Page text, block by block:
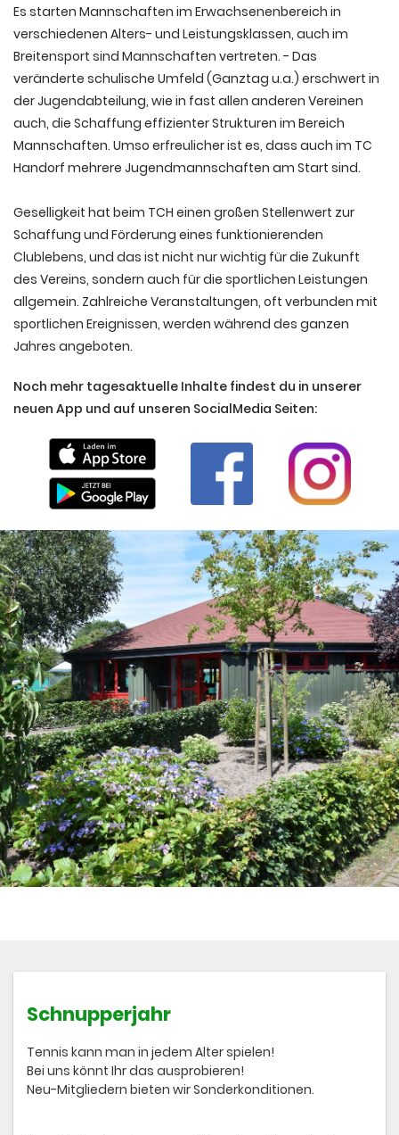
Es starten Mannschaften im Erwachsenenbereich in
verschiedenen Alters- und Leistungsklassen, auch im
Breitensport sind Mannschaften vertreten. - Das
veränderte schulische Umfeld (Ganztag u.a.) erschwert in
der Jugendabteilung, wie in fast allen anderen Vereinen
auch, die Schaffung effizienter Strukturen im Bereich
Mannschaften. Umso erfreulicher ist es, dass auch im TC
Handorf mehrere Jugendmannschaften am Start sind.
Geselligkeit hat beim TCH einen großen Stellenwert zur
Schaffung und Förderung eines funktionierenden
Clublebens, und das ist nicht nur wichtig für die Zukunft
des Vereins, sondern auch für die sportlichen Leistungen
allgemein. Zahlreiche Veranstaltungen, oft verbunden mit
sportlichen Ereignissen, werden während des ganzen
Jahres angeboten.
Noch mehr tagesaktuelle Inhalte findest du in unserer
neuen App und auf unseren SocialMedia Seiten:
Schnupperjahr
Tennis kann man in jedem Alter spielen!
Bei uns könnt Ihr das ausprobieren!
Neu-Mitgliedern bieten wir Sonderkonditionen.